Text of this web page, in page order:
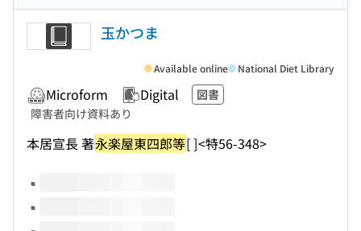
玉かつま
Microform Digital
図書
障害者向け資料あり
本居宣長 著永楽屋東四郎等[ ]<特56-348>
Available online National Diet Library
Volumes of this title